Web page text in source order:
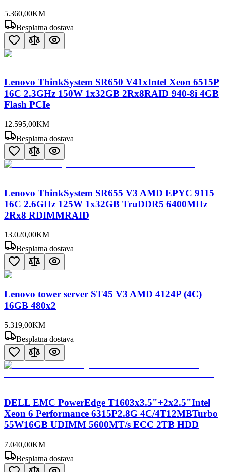
5.360,00KM
Besplatna dostava
Lenovo ThinkSystem SR650 V41xIntel Xeon 6515P
16C 2.3GHz 150W 1x32GB 2Rx8RAID 940-8i 4GB
Flash PCIe
12.595,00KM
Besplatna dostava
Lenovo ThinkSystem SR655 V3 AMD EPYC 9115
16C 2.6GHz 125W 1x32GB TruDDR5 6400MHz
2Rx8 RDIMMRAID
13.020,00KM
Besplatna dostava
Lenovo tower server ST45 V3 AMD 4124P (4C)
16GB 480x2
5.319,00KM
Besplatna dostava
DELL EMC PowerEdge T1603x3.5"+2x2.5"Intel
Xeon 6 Performance 6315P2.8G 4C/4T12MBTurbo
55W16GB UDIMM 5600MT/s ECC 2TB HDD
7.040,00KM
Besplatna dostava